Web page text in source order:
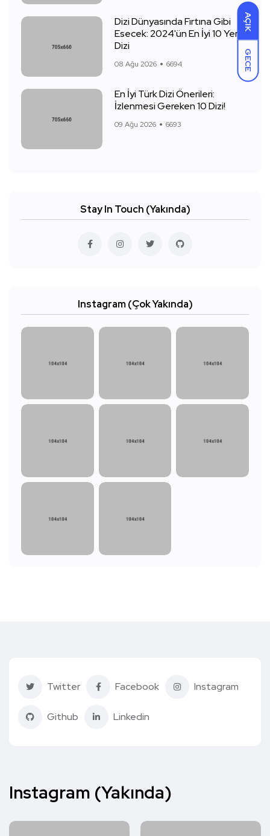
AÇIK
GECE
Dizi Dünyasında Fırtına Gibi
Esecek: 2024'ün En İyi 10 Yeni
Dizi
08 Ağu 2026 6694
En İyi Türk Dizi Önerileri:
İzlenmesi Gereken 10 Dizi!
09 Ağu 2026 6693
Stay In Touch (Yakında)
Instagram (Çok Yakında)
Twitter Facebook Instagram
Github Linkedin
Instagram (Yakında)